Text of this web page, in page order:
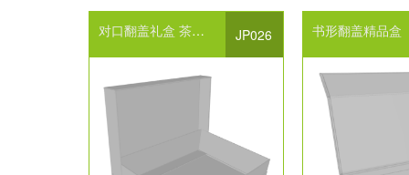
对口翻盖礼盒茶叶盒 月饼盒礼品盒包装
JP026 书形翻盖精品盒